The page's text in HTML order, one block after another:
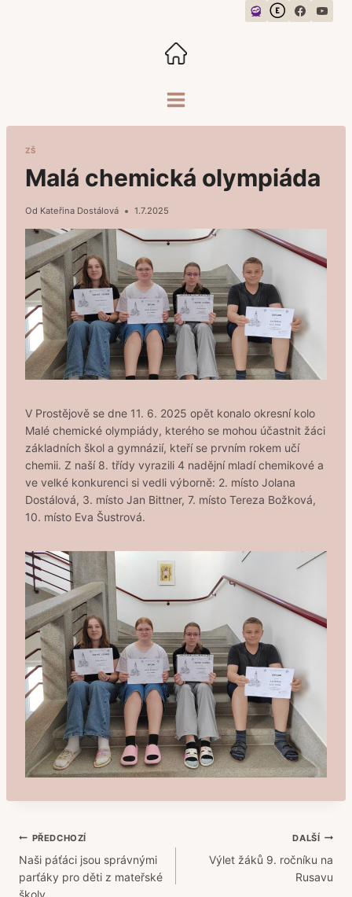
ZŠ
Malá chemická olympiáda
Od Kateřina Dostálová 1.7.2025
V Prostějově se dne 11. 6. 2025 opět konalo okresní kolo
Malé chemické olympiády, kterého se mohou účastnit žáci
základních škol a gymnázií, kteří se prvním rokem učí
chemii. Z naší 8. třídy vyrazili 4 nadějní mladí chemikové a
ve velké konkurenci si vedli výborně: 2. místo Jolana
Dostálová, 3. místo Jan Bittner, 7. místo Tereza Božková,
10. místo Eva Šustrová.
Navigace
pro
PŘEDCHOZÍ
Naši páťáci jsou správnými
parťáky pro děti z mateřské
školy
DALŠÍ
Výlet žáků 9. ročníku na
Rusavu